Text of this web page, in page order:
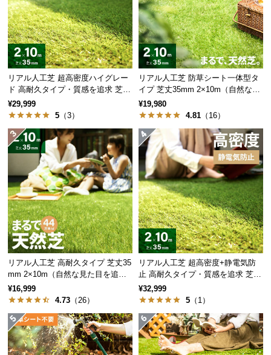
て
保
証
に
つ
い
て
会
員
約
に
つ
い
て
お
客
様
サ
ポ
ー
リアル人工芝 超高密度ハイグレー
ド 高耐久タイプ・質感を追求 芝丈
35mm 2×10m
¥29,999
5 （3）
リアル人工芝 防草シート一体型タ
イプ 芝丈35mm 2×10m（自然な見
た目追求・U字ピン付）
¥19,980
4.81 （16）
リアル人工芝 高耐久タイプ 芝丈35
mm 2×10m（自然な見た目を追
求・U字ピン付属）
¥16,999
4.73 （26）
リアル人工芝 超高密度+静電気防
止 高耐久タイプ・質感を追求 芝丈
35mm 2×10m
¥32,999
5 （1）